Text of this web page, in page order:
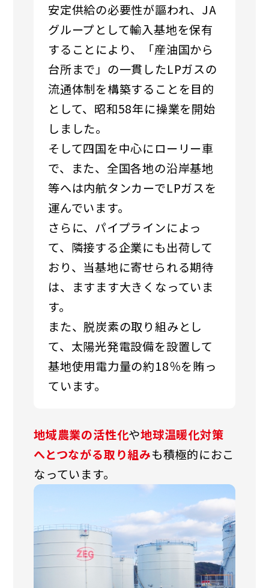
安定供給の必要性が謳われ、JA
グループとして輸入基地を保有
することにより、「産油国から
台所まで」の一貫したLPガスの
流通体制を構築することを目的
として、昭和58年に操業を開始
しました。
そして四国を中心にローリー車
で、また、全国各地の沿岸基地
等へは内航タンカーでLPガスを
運んでいます。
さらに、パイプラインによっ
て、隣接する企業にも出荷して
おり、当基地に寄せられる期待
は、ますます大きくなっていま
す。
また、脱炭素の取り組みとし
て、太陽光発電設備を設置して
基地使用電力量の約18％を賄っ
ています。
地域農業の活性化や地球温暖化対策
へとつながる取り組みも積極的におこ
なっています。